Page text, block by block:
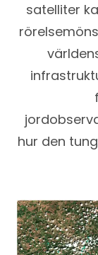
satelliter
hur den